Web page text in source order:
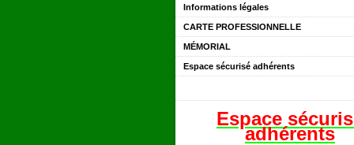
Informations légales
CARTE PROFESSIONNELLE
MÉMORIAL
Espace sécurisé adhérents
Espace
adhérents